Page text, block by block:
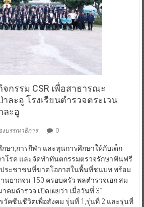
กรรม CSR เพื่อสาธารณะ
ละอู โรงเรียนตำรวจตระเวน
ละอู
งบรรณาธิการ 0
ษา,การกีฬา และทุนการศึกษาให้กับเด็ก
โรค และจัดทำทันตกรรมตรวจรักษาฟันฟรี
ระชาชนที่ขาดโอกาสในพื้นที่ชนบท พร้อม
นยากจน 150 ครอบครัว พลตำรวจเอก สม
คมตำรวจ เปิดเผยว่า เมื่อวันที่ 31
วัคซีนชีวิตเพื่อสังคม รุ่นที่ 1,รุ่นที่ 2 และรุ่นที่